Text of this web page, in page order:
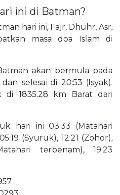
ini di Batman?
hari ini, Fajr, Dhuhr, Asr,
masa doa Islam di
akan bermula pada
selesai di 20:53 (Isyak).
di 1835.28 km Barat dari
hari ini 03:33 (Matahari
(Syuruk), 12:21 (Zohor),
terbenam), 19:23